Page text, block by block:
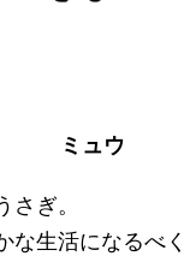
ミュウ
ぎ。
な生活になるべく